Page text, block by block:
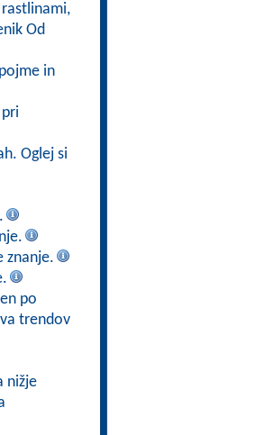
Od
in
Oglej si
znanje.
po
trendov
nižje